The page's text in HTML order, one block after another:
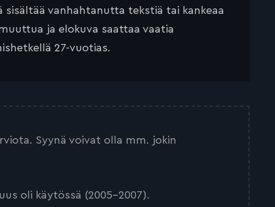
sisältää vanhahtanutta tekstiä tai kankeaa
ja elokuva saattaa vaatia
27-vuotias.
Syynä voivat olla mm. jokin
oli käytössä (2005-2007).